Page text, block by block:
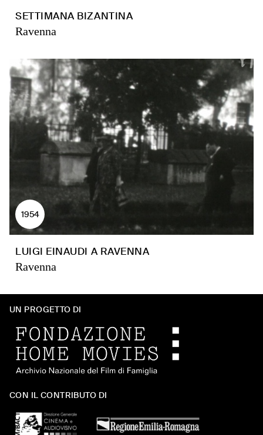
SETTIMANA BIZANTINA
Ravenna
1954
LUIGI EINAUDI A RAVENNA
Ravenna
UN PROGETTO DI
CON IL CONTRIBUTO DI